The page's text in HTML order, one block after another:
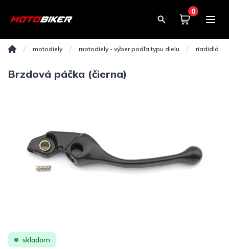
0
Košík 0,00€
motodiely motodiely - výber podľa typu dielu riadidlá a
Brzdová páčka (čierna)
skladom